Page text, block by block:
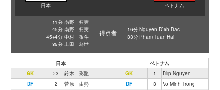
日本 ベトナム
11分 南野 拓実
45分 南野 拓実
45+4分 中村 敬斗
85分 上田 綺世
得点者
16分 Nguyen Dình Bac
33分 Pham Tuan Hai
日本
ベトナム
GK
23 鈴木 彩艶 GK 1
Filip Nguyen
DF
2 菅原 由勢 DF 3 Vo Minh Trong